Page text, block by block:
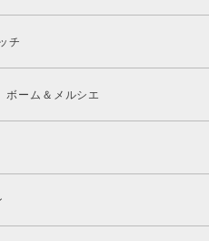
チ
ボーム＆メルシエ